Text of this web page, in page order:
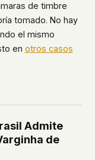
de timbre
tomado. No hay
el mismo
en otros casos
Admite
de